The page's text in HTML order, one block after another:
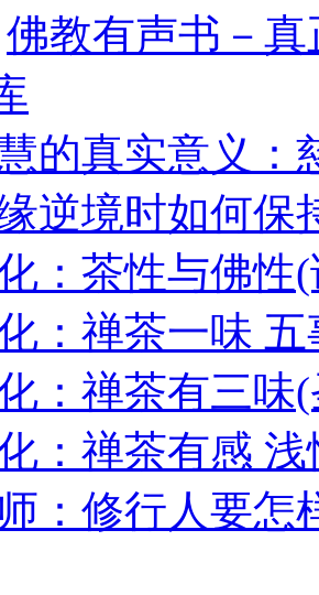
佛教有声书－
的真实意义：
逆境时如何保
：茶性与佛性
：禅茶一味 五
：禅茶有三味
：禅茶有感 浅
：修行人要怎